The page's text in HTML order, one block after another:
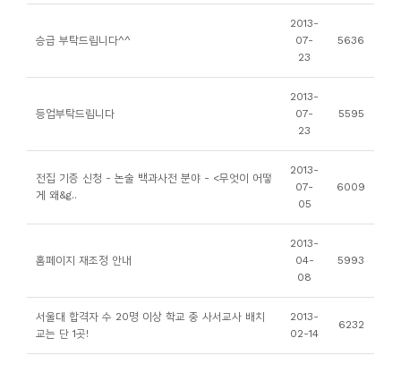
승급 부탁드립니다^^
2013-
07-
23
5636
등업부탁드립니다
2013-
07-
23
5595
전집 기증 신청 - 논술 백과사전 분야 - <무엇이 어떻
게 왜&g..
2013-
07-
05
6009
홈페이지 재조정 안내
2013-
04-
08
5993
서울대 합격자 수 20명 이상 학교 중 사서교사 배치
교는 단 1곳!
2013-
02-14
6232